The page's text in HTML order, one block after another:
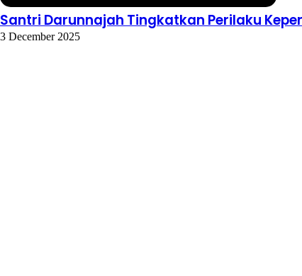
Santri Darunnajah Tingkatkan Perilaku
3 December 2025